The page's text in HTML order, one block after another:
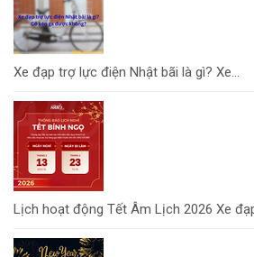
Xe đạp trợ lực điện Nhật bãi là gì? Xe...
Lịch hoạt động Tết Âm Lịch 2026 Xe